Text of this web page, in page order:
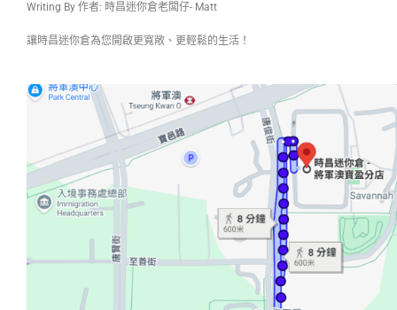
Writing By 作者: 時昌迷你倉老闆仔- Matt
讓時昌迷你倉為您開啟更寬敞、更輕鬆的生活！